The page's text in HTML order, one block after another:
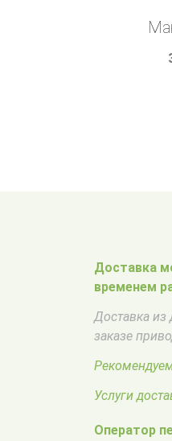
Доставка
временем
Доставка из
заказе
Услуги
Оператор